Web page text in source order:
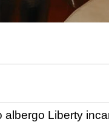
albergo Liberty